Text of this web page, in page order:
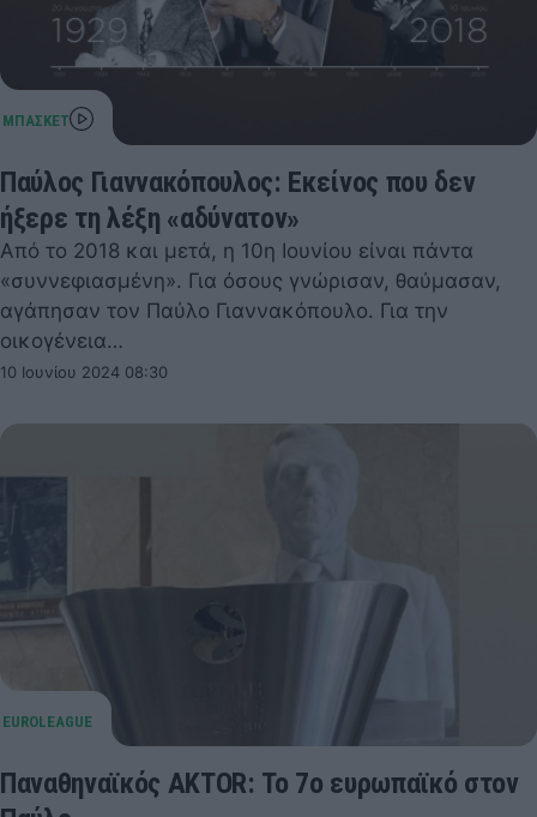
Παύλος Γιαννακόπουλος: Εκείνος που δεν
ήξερε τη λέξη «αδύνατον»
Από το 2018 και μετά, η 10η Ιουνίου είναι πάντα
«συννεφιασμένη». Για όσους γνώρισαν, θαύμασαν,
αγάπησαν τον Παύλο Γιαννακόπουλο. Για την
οικογένεια…
10 Ιουνίου 2024 08:30
Παναθηναϊκός AKTOR: Το 7ο ευρωπαϊκό στον